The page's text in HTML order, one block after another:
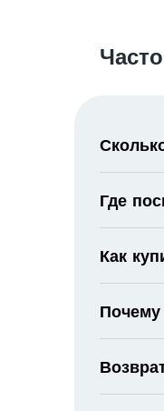
Где
Как
Почему